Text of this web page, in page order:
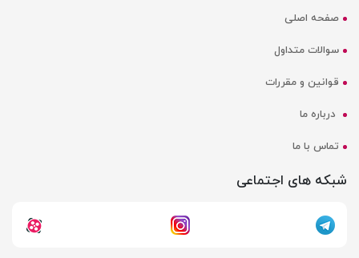
صفحه اصلی
سوالات متداول
قوانین و مقررات
درباره ما
تماس با ما
شبکه های اجتماعی